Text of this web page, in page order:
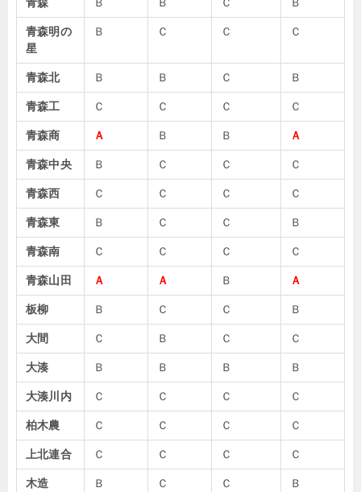
青森明の
星
Ｂ Ｃ Ｃ Ｃ
青森北 Ｂ Ｂ Ｃ Ｂ
青森工 Ｃ Ｃ Ｃ Ｃ
青森商 Ａ Ｂ Ｂ Ａ
青森中央 Ｂ Ｃ Ｃ Ｃ
青森西 Ｃ Ｃ Ｃ Ｃ
青森東 Ｂ Ｃ Ｃ Ｂ
青森南 Ｃ Ｃ Ｃ Ｃ
青森山田 Ａ Ａ Ｂ Ａ
板柳 Ｂ Ｃ Ｃ Ｂ
大間 Ｃ Ｂ Ｃ Ｃ
大湊 Ｂ Ｂ Ｂ Ｂ
大湊川内 Ｃ Ｃ Ｃ Ｃ
柏木農 Ｃ Ｃ Ｃ Ｃ
上北連合 Ｃ Ｃ Ｃ Ｃ
木造 Ｂ Ｃ Ｃ Ｂ